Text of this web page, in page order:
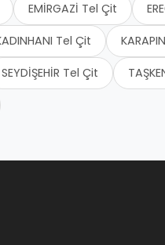
EMİRGAZİ Tel Çit
Tel Çit
SEYDİŞEHİR Tel Çit